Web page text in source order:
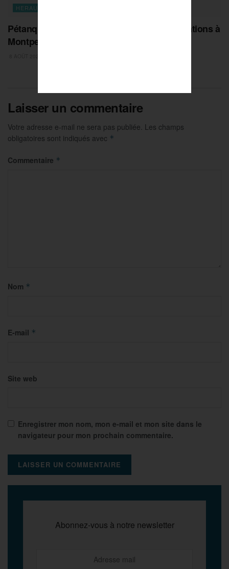
HERAULT
Pétanque : tout savoir sur l’Odyssée des Nations à
Montpellier !
Laisser un commentaire
Votre adresse e-mail ne sera pas publiée. Les champs
obligatoires sont indiqués avec *
Commentaire *
Nom *
E-mail *
Site web
Enregistrer mon nom, mon e-mail et mon site dans le
navigateur pour mon prochain commentaire.
Abonnez-vous à notre newsletter